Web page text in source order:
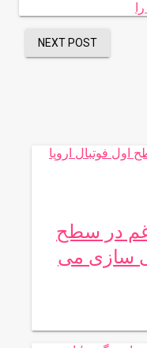
NEXT POST
غم در سطح
سازی می